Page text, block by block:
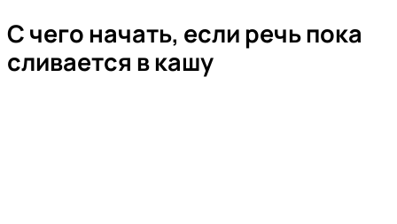
С чего начать, если речь пока
сливается в кашу